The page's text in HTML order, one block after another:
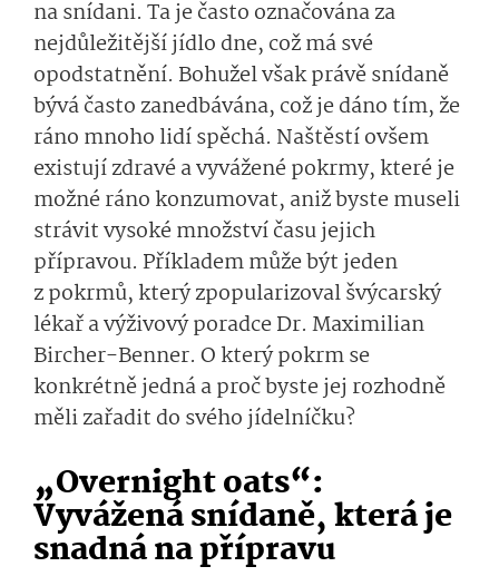
na snídani. Ta je často označována za
nejdůležitější jídlo dne, což má své
opodstatnění. Bohužel však právě snídaně
bývá často zanedbávána, což je dáno tím, že
ráno mnoho lidí spěchá. Naštěstí ovšem
existují zdravé a vyvážené pokrmy, které je
možné ráno konzumovat, aniž byste museli
strávit vysoké množství času jejich
přípravou. Příkladem může být jeden
z pokrmů, který zpopularizoval švýcarský
lékař a výživový poradce Dr. Maximilian
Bircher-Benner. O který pokrm se
konkrétně jedná a proč byste jej rozhodně
měli zařadit do svého jídelníčku?
„Overnight oats“:
Vyvážená snídaně, která je
snadná na přípravu